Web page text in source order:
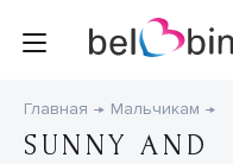
Главная Мальчикам
SUNNY AND